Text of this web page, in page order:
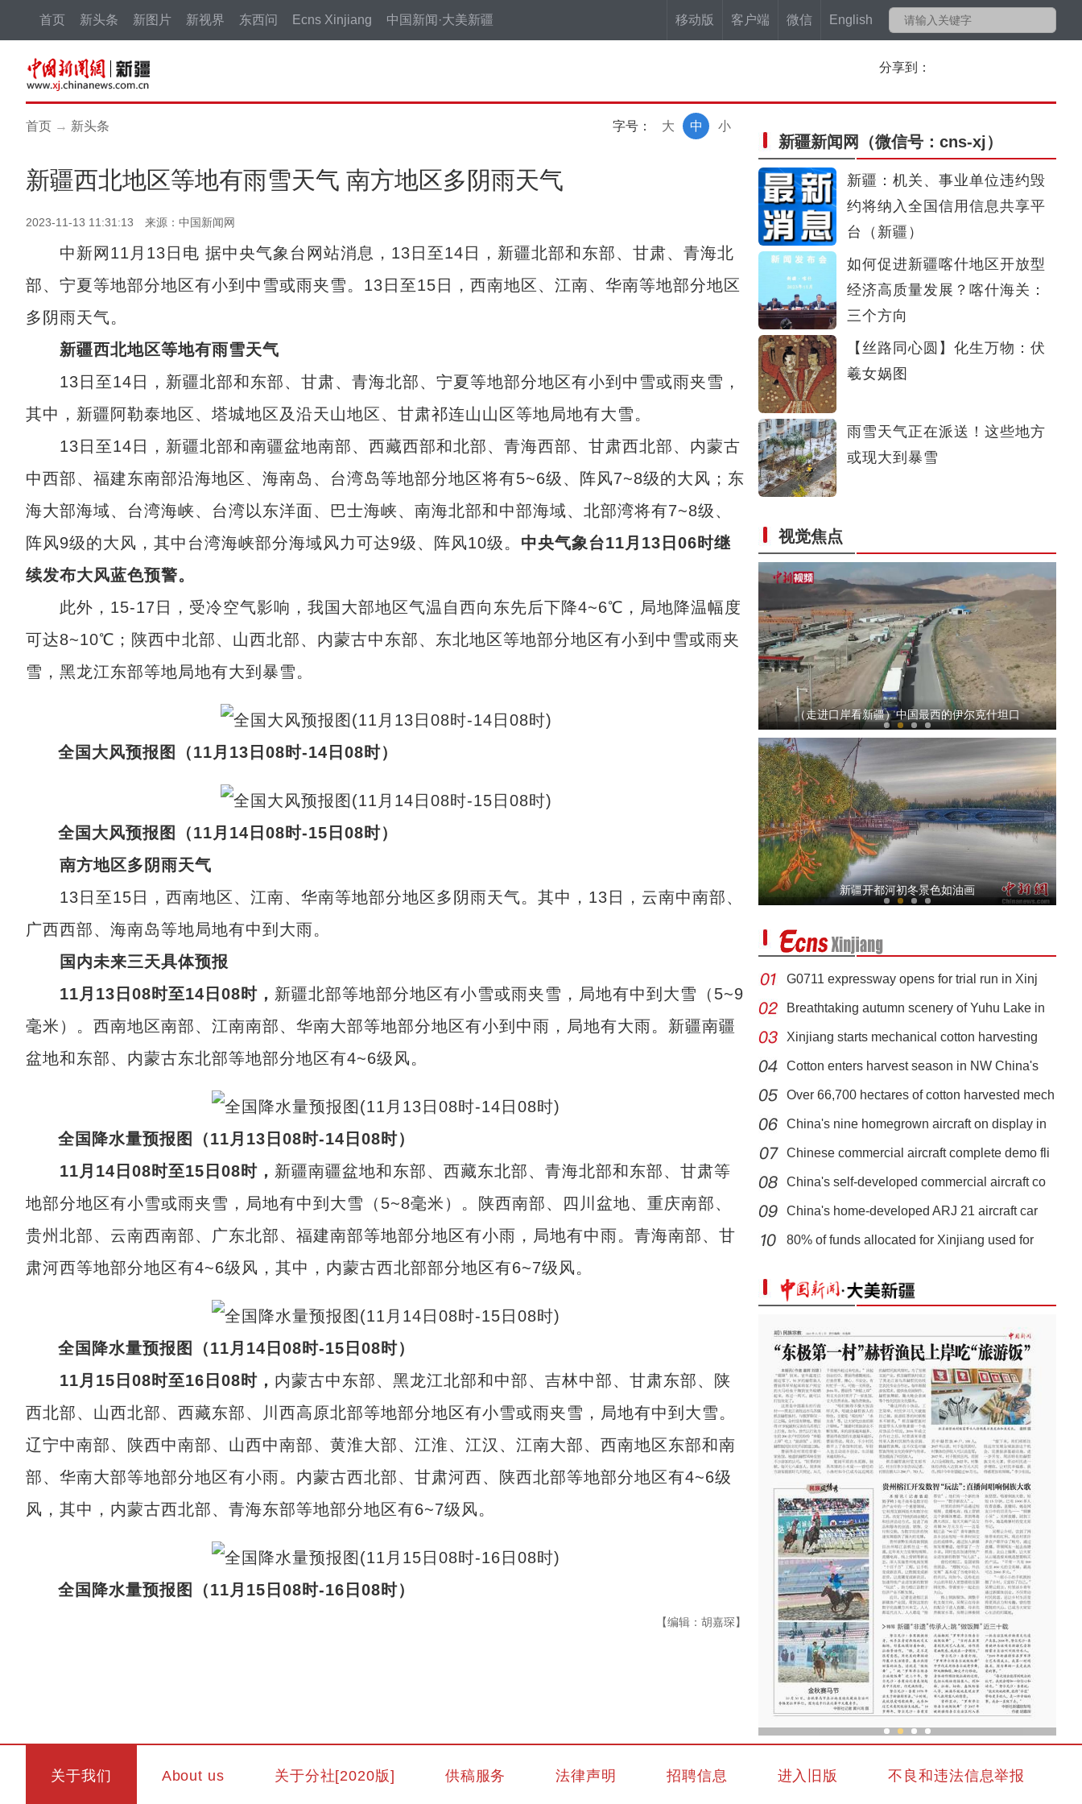
移动版 客户端 微信 English
首页 新头条 新图片 新视界 东西问 Ecns Xinjiang 中国新闻·大美新疆
分享到：
首页 → 新头条 字号： 小
中
大
新疆西北地区等地有雨雪天气 南方地区多阴雨天气
2023-11-13 11:31:13 来源：中国新闻网
中新网11月13日电 据中央气象台网站消息，13日至14日，新疆北部和东部、甘肃、青海北
部、宁夏等地部分地区有小到中雪或雨夹雪。13日至15日，西南地区、江南、华南等地部分地区
多阴雨天气。
新疆西北地区等地有雨雪天气
13日至14日，新疆北部和东部、甘肃、青海北部、宁夏等地部分地区有小到中雪或雨夹雪，
其中，新疆阿勒泰地区、塔城地区及沿天山地区、甘肃祁连山山区等地局地有大雪。
13日至14日，新疆北部和南疆盆地南部、西藏西部和北部、青海西部、甘肃西北部、内蒙古
中西部、福建东南部沿海地区、海南岛、台湾岛等地部分地区将有5~6级、阵风7~8级的大风；东
海大部海域、台湾海峡、台湾以东洋面、巴士海峡、南海北部和中部海域、北部湾将有7~8级、
阵风9级的大风，其中台湾海峡部分海域风力可达9级、阵风10级。 中央气象台11月13日06时继
续发布大风蓝色预警。
此外，15-17日，受冷空气影响，我国大部地区气温自西向东先后下降4~6℃，局地降温幅度
可达8~10℃；陕西中北部、山西北部、内蒙古中东部、东北地区等地部分地区有小到中雪或雨夹
雪，黑龙江东部等地局地有大到暴雪。
全国大风预报图（11月13日08时-14日08时）
全国大风预报图（11月14日08时-15日08时）
南方地区多阴雨天气
13日至15日，西南地区、江南、华南等地部分地区多阴雨天气。其中，13日，云南中南部、
广西西部、海南岛等地局地有中到大雨。
国内未来三天具体预报
11月13日08时至14日08时， 新疆北部等地部分地区有小雪或雨夹雪，局地有中到大雪（5~9
毫米）。西南地区南部、江南南部、华南大部等地部分地区有小到中雨，局地有大雨。新疆南疆
盆地和东部、内蒙古东北部等地部分地区有4~6级风。
全国降水量预报图（11月13日08时-14日08时）
11月14日08时至15日08时， 新疆南疆盆地和东部、西藏东北部、青海北部和东部、甘肃等
地部分地区有小雪或雨夹雪，局地有中到大雪（5~8毫米）。陕西南部、四川盆地、重庆南部、
贵州北部、云南西南部、广东北部、福建南部等地部分地区有小雨，局地有中雨。青海南部、甘
肃河西等地部分地区有4~6级风，其中，内蒙古西北部部分地区有6~7级风。
全国降水量预报图（11月14日08时-15日08时）
11月15日08时至16日08时， 内蒙古中东部、黑龙江北部和中部、吉林中部、甘肃东部、陕
西北部、山西北部、西藏东部、川西高原北部等地部分地区有小雪或雨夹雪，局地有中到大雪。
辽宁中南部、陕西中南部、山西中南部、黄淮大部、江淮、江汉、江南大部、西南地区东部和南
部、华南大部等地部分地区有小雨。内蒙古西北部、甘肃河西、陕西北部等地部分地区有4~6级
风，其中，内蒙古西北部、青海东部等地部分地区有6~7级风。
全国降水量预报图（11月15日08时-16日08时）
【编辑：胡嘉琛】
新疆新闻网 （微信号：cns-xj）
新疆：机关、事业单位违约毁
约将纳入全国信用信息共享平
台（新疆）
如何促进新疆喀什地区开放型
经济高质量发展？喀什海关：
三个方向
【丝路同心圆】化生万物：伏
羲女娲图
雨雪天气正在派送！这些地方
或现大到暴雪
视觉焦点
新疆霍尔果斯：对外开放新高地
新疆吐尔尕特口岸前十月完成进出口货物77万
（走进口岸看新疆）中国最西的伊尔克什坦口
都拉塔国际汽车站投运 中哈人员往来如同“走
新疆吐尔尕特口岸前十月完成进出口货物77万
新疆开都河初冬景色如油画
G0711 expressway opens for trial run in Xinj
Breathtaking autumn scenery of Yuhu Lake in
Xinjiang starts mechanical cotton harvesting
Cotton enters harvest season in NW China's
Over 66,700 hectares of cotton harvested mech
China's nine homegrown aircraft on display in
Chinese commercial aircraft complete demo fli
China's self-developed commercial aircraft co
China's home-developed ARJ 21 aircraft car
80% of funds allocated for Xinjiang used for
关于我们 About us 关于分社[2020版] 供稿服务 法律声明 招聘信息 进入旧版 不良和违法信息举报